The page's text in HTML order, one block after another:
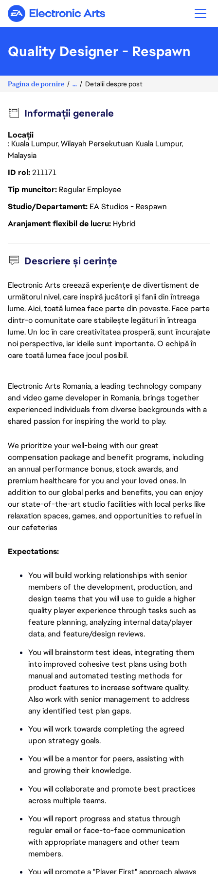
Electronic Arts
Quality Designer - Respawn
Pagina de pornire ... Detalii despre post
Informații generale
Locații
: Kuala Lumpur, Wilayah Persekutuan Kuala Lumpur,
Malaysia
ID rol211171
Tip muncitor Regular Employee
Studio/Departament EA Studios - Respawn
Aranjament flexibil de lucru Hybrid
Descriere și cerințe
Electronic Arts creează experiențe de divertisment de
următorul nivel, care inspiră jucătorii și fanii din întreaga
lume. Aici, toată lumea face parte din poveste. Face parte
dintr-o comunitate care stabilește legături în întreaga
lume. Un loc în care creativitatea prosperă, sunt încurajate
noi perspective, iar ideile sunt importante. O echipă în
care toată lumea face jocul posibil.
Electronic Arts Romania, a leading technology company
and video game developer in Romania, brings together
experienced individuals from diverse backgrounds with a
shared passion for inspiring the world to play.
We prioritize your well-being with our great
compensation package and benefit programs, including
an annual performance bonus, stock awards, and
premium healthcare for you and your loved ones. In
addition to our global perks and benefits, you can enjoy
our state-of-the-art studio facilities with local perks like
relaxation spaces, games, and opportunities to refuel in
our cafeterias
Expectations:
You will build working relationships with senior
members of the development, production, and
design teams that you will use to guide a higher
quality player experience through tasks such as
feature planning, analyzing internal data/player
data, and feature/design reviews.
You will brainstorm test ideas, integrating them
into improved cohesive test plans using both
manual and automated testing methods for
product features to increase software quality.
Also work with senior management to address
any identified test plan gaps.
You will work towards completing the agreed
upon strategy goals.
You will be a mentor for peers, assisting with
and growing their knowledge.
You will collaborate and promote best practices
across multiple teams.
You will report progress and status through
regular email or face-to-face communication
with appropriate managers and other team
members.
You will promote a "Player First" approach always